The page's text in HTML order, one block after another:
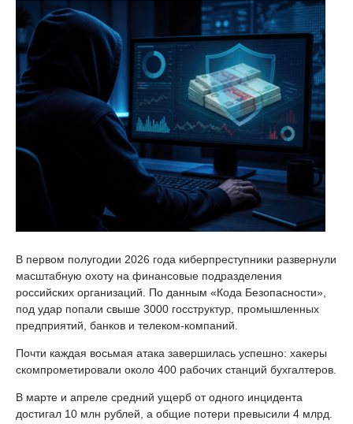
В первом полугодии 2026 года киберпреступники развернули
масштабную охоту на финансовые подразделения
российских организаций. По данным «Кода Безопасности»,
под удар попали свыше 3000 госструктур, промышленных
предприятий, банков и телеком-компаний.
Почти каждая восьмая атака завершилась успешно: хакеры
скомпрометировали около 400 рабочих станций бухгалтеров.
В марте и апреле средний ущерб от одного инцидента
достигал 10 млн рублей, а общие потери превысили 4 млрд.